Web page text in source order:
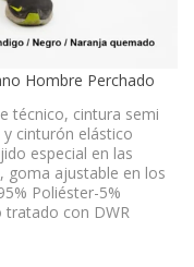
Hombre Perchado
técnico, cintura semi
cinturón elástico
especial en las
goma ajustable en los
Poliéster-5%
tratado con DWR